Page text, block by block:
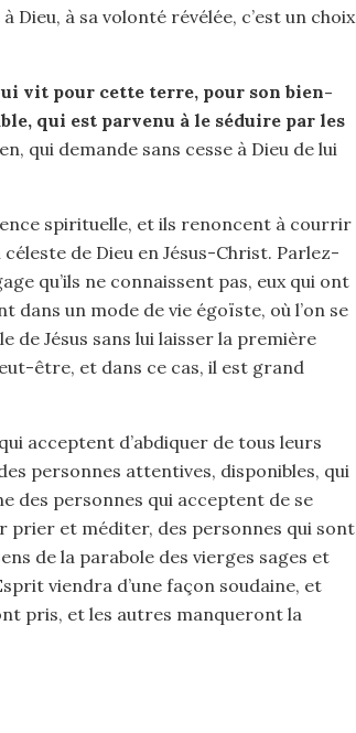
à sa volonté révélée, c’est un choix
vit pour cette terre, pour son bien-
qui est parvenu à le séduire par les
qui demande sans cesse à Dieu de lui
spirituelle, et ils renoncent à courrir
de Dieu en Jésus-Christ. Parlez-
qu’ils ne connaissent pas, eux qui ont
dans un mode de vie égoïste, où l’on se
de Jésus sans lui laisser la première
être, et dans ce cas, il est grand
acceptent d’abdiquer de tous leurs
personnes attentives, disponibles, qui
des personnes qui acceptent de se
prier et méditer, des personnes qui sont
de la parabole des vierges sages et
viendra d’une façon soudaine, et
pris, et les autres manqueront la